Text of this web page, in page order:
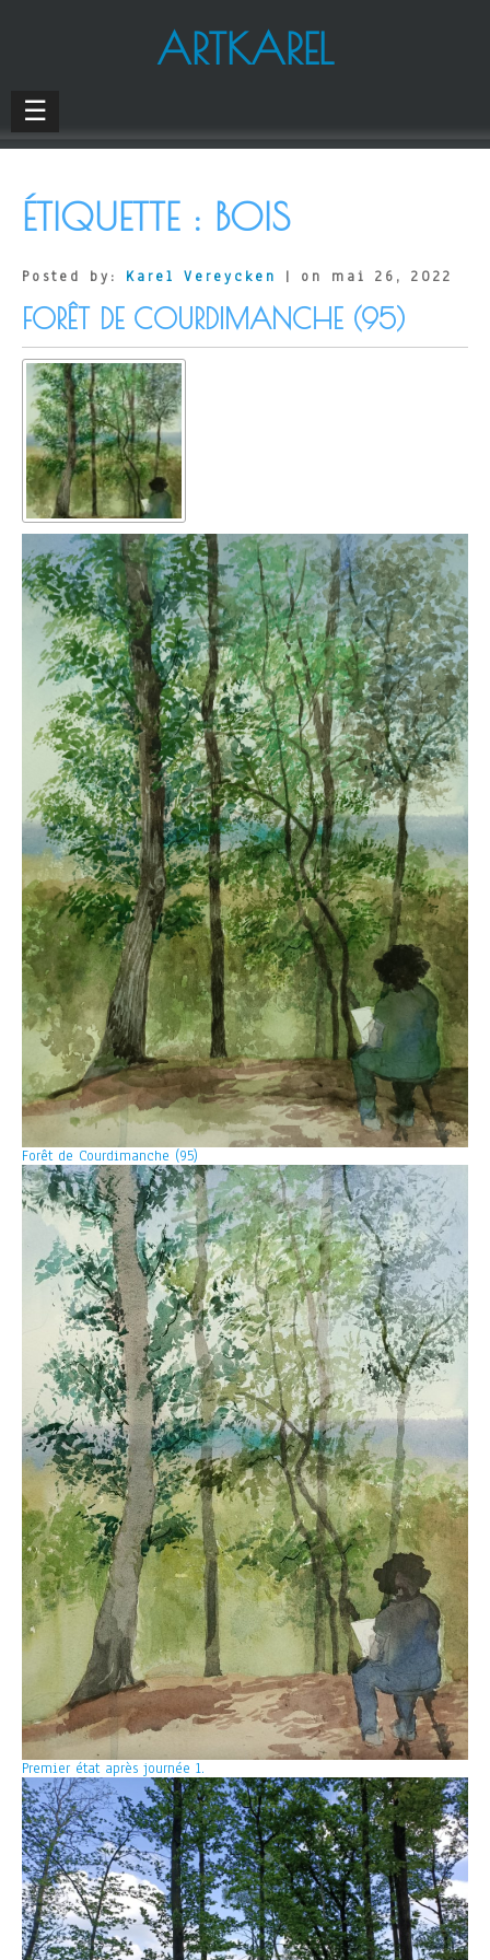
ARTKAREL
☰
ÉTIQUETTE : BOIS
Posted by: Karel Vereycken | on mai 26, 2022
FORÊT DE COURDIMANCHE (95)
Forêt de Courdimanche (95)
Premier état après journée 1.